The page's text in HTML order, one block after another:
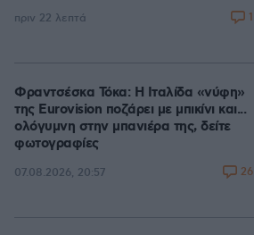
πριν 22 λεπτά 1
Φραντσέσκα Τόκα: Η Ιταλίδα «νύφη»
της Eurovision ποζάρει με μπικίνι και...
ολόγυμνη στην μπανιέρα της, δείτε
φωτογραφίες
07.08.2026, 20:57 26